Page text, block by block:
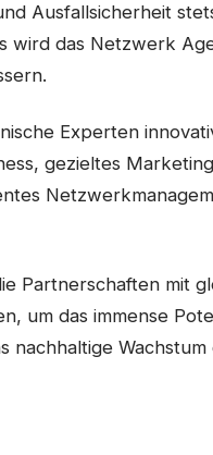
Ausfallsicherheit
wird das Netzwerk
Experten
gezieltes
Partnerschaften mit
um das immense
nachhaltige